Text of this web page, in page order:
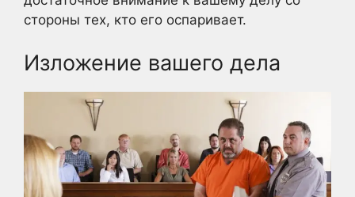
стороны тех, кто его оспаривает.
Изложение вашего дела